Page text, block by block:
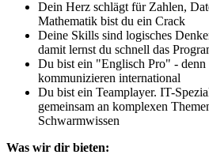
Dein Herz schlägt für Zahlen,
Mathematik bist du ein Crack
Deine Skills sind logisches
damit lernst du schnell das
Du bist ein "Englisch Pro" -
kommunizieren international
Du bist ein Teamplayer. IT-
gemeinsam an komplexen
Schwarmwissen
Was wir dir bieten: